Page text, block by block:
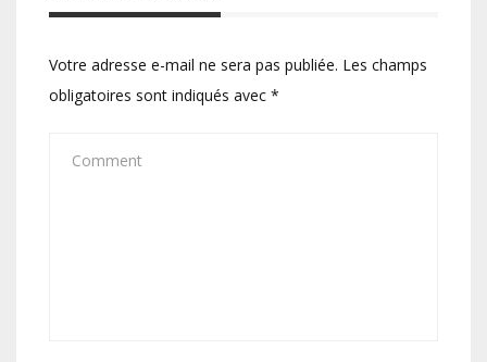
Votre adresse e-mail ne sera pas publiée. Les champs
obligatoires sont indiqués avec *